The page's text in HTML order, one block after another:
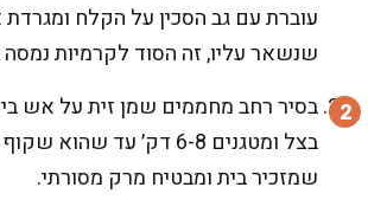
עוברת עם גב הסכין על הקלח
שנשאר עליו, זה הסוד לקרמיות
בסיר רחב מחממים שמן זית על אש
בצל ומטגנים 6-8 דק׳ עד שהוא
שמזכיר בית ומבטיח מרק מסורתי.